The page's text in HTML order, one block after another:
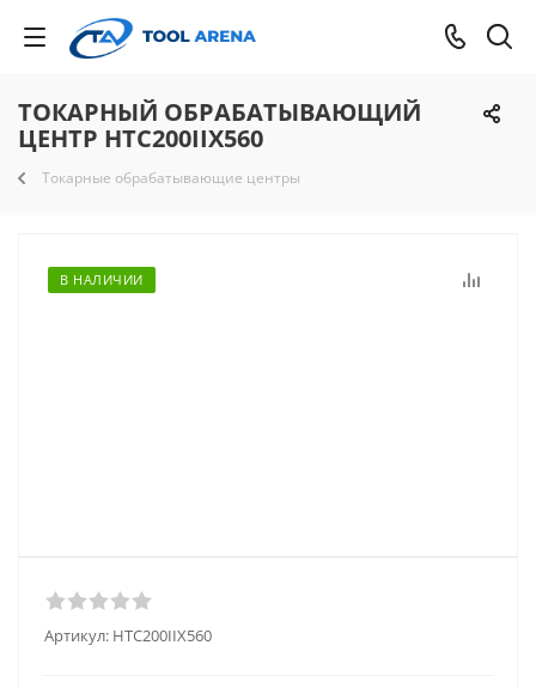
ТОКАРНЫЙ ОБРАБАТЫВАЮЩИЙ
ЦЕНТР HTC200IIX560
Токарные обрабатывающие центры
В НАЛИЧИИ
Артикул: HTC200IIX560